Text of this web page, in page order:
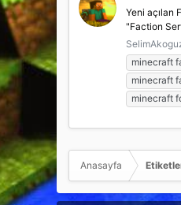
Yeni açılan
"Faction
minecraft
minecraft
minecraft
Anasayfa